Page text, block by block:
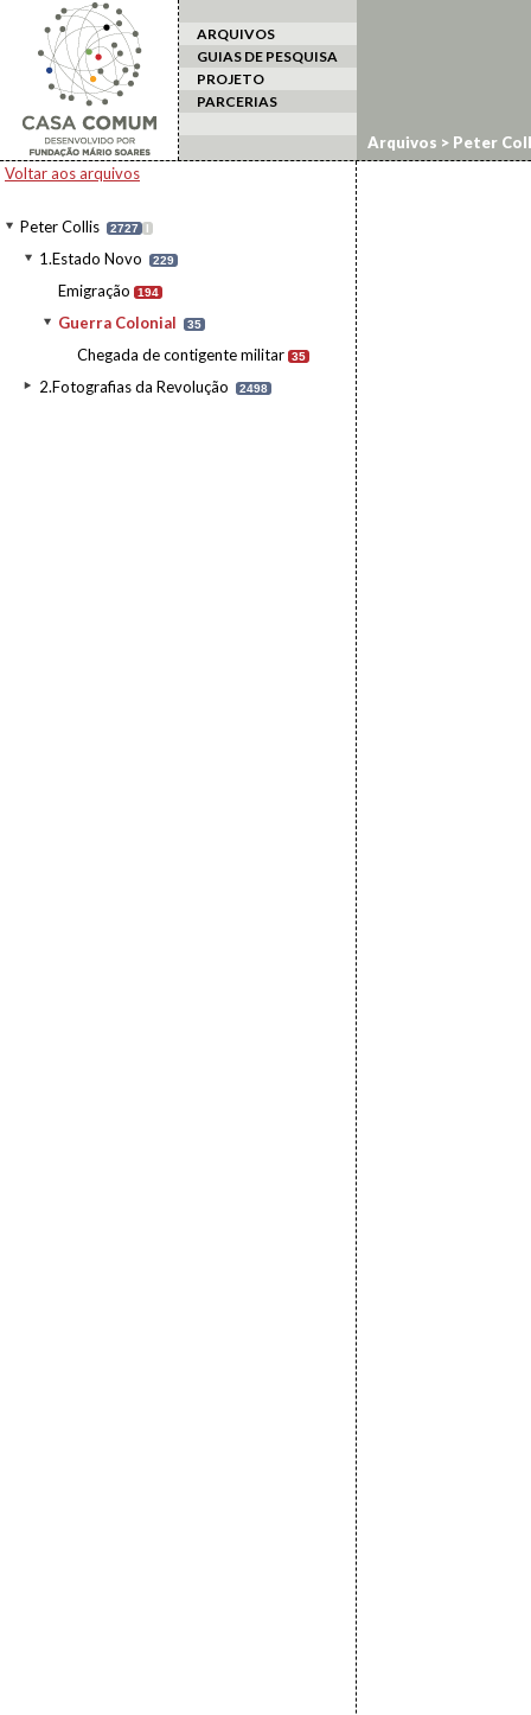
ARQUIVOS
GUIAS DE PESQUISA
PROJETO
PARCERIAS
Voltar aos arquivos
Peter Collis 2727 I
1.Estado Novo 229
Emigração 194
Guerra Colonial 35
Chegada de contigente militar 35
2.Fotografias da Revolução 2498
Arquivos > Peter